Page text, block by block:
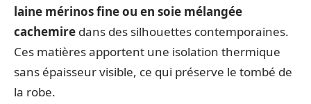
laine mérinos fine ou en soie mélangée
cachemire dans des silhouettes contemporaines.
Ces matières apportent une isolation thermique
sans épaisseur visible, ce qui préserve le tombé de
la robe.